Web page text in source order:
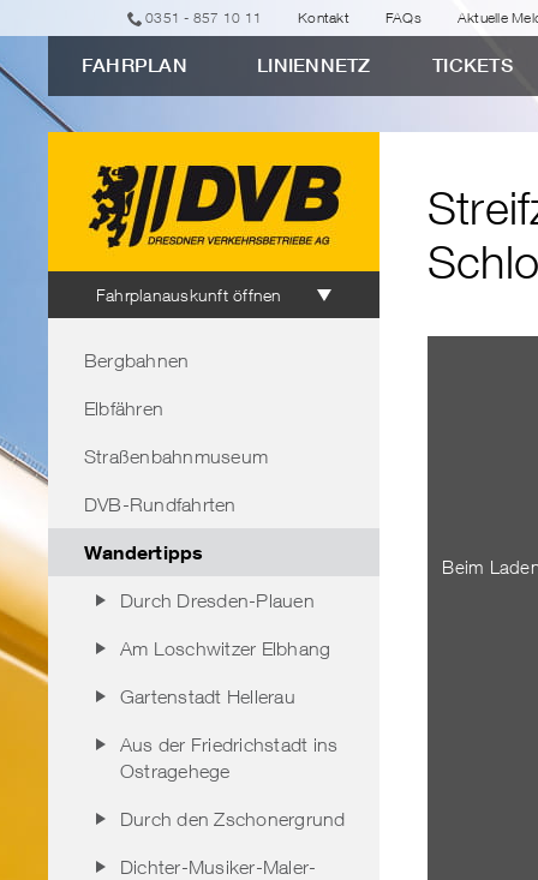
Verbindungssuche
"Streifzug
11:
geheimen
zum
0351 - 857 10 11 Kontakt FAQs Aktuelle
FAHRPLAN LINIENNETZ TICKETS
Fahrplanauskunft öffnen
Bergbahnen
Elbfähren
Straßenbahnmuseum
DVB-Rundfahrten
Wandertipps
Durch Dresden-Plauen
Am Loschwitzer Elbhang
Gartenstadt Hellerau
Aus der Friedrichstadt ins
Ostragehege
Durch den Zschonergrund
Dichter-Musiker-Maler-
Beim